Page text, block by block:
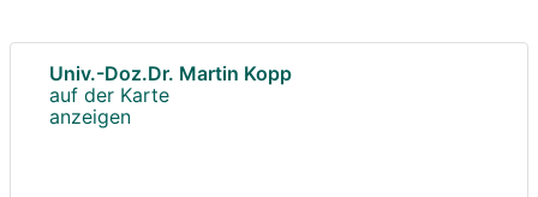
Univ.-Doz.Dr. Martin Kopp
auf der Karte
anzeigen